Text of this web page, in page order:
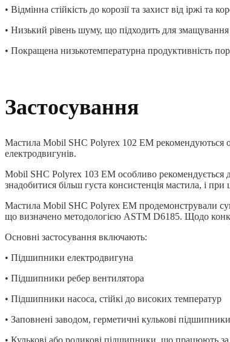
• Відмінна стійкість до корозії та захист від іржі та
• Низький рівень шуму, що підходить для
• Покращена низькотемпературна продуктивність
Застосування
Мастила Mobil SHC Polyrex 102 EM рекомендуються
електродвигунів.
Mobil SHC Polyrex 103 EM особливо рекомендується
знадобитися більш густа консистенція мастила, і
Мастила Mobil SHC Polyrex EM продемонстрували
що визначено методологією ASTM D6185. Щодо
Основні застосування включають:
• Підшипники електродвигуна
• Підшипники ребер вентилятора
• Підшипники насоса, стійкі до високих температур
• Заповнені заводом, герметичні кулькові
• Кулькові або роликові підшипники, що працюють